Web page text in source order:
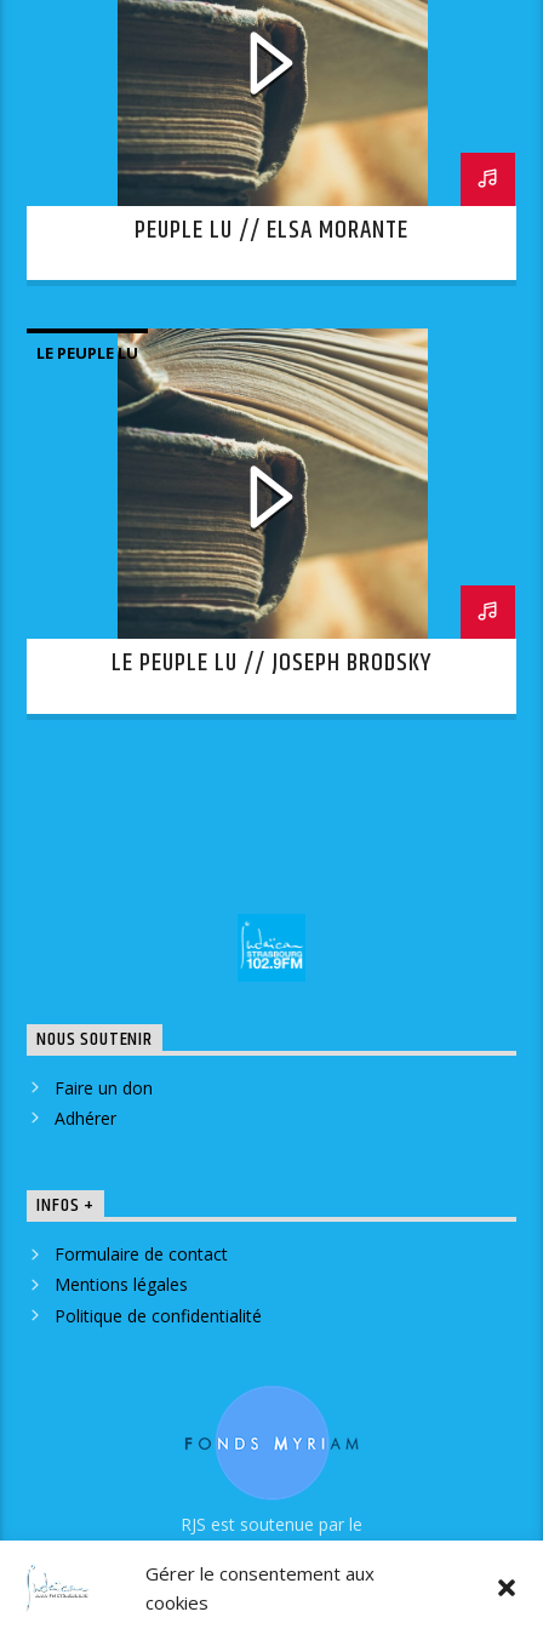
Gérer le consentement aux
cookies
PEUPLE LU // ELSA MORANTE
LE PEUPLE LU
LE PEUPLE LU // JOSEPH BRODSKY
NOUS SOUTENIR
Faire un don
Adhérer
INFOS +
Formulaire de contact
Mentions légales
Politique de confidentialité
RJS est soutenue par le